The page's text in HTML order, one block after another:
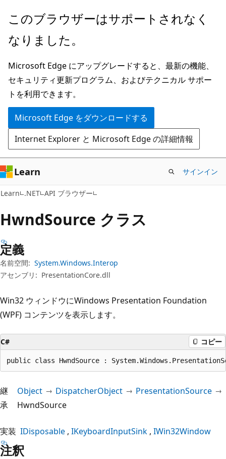
メ
ン
ン
テ
ン
ツ
に
ス
キ
ッ
プ
ペ
ジ
ナ
ビ
ゲ
ー
シ
ョ
ン
に
ス
キ
ッ
プ
このブラウザーはサポートされなく
なりました。
Microsoft Edge にアップグレードすると、最新の機能、
セキュリティ更新プログラム、およびテクニカル サポー
トを利用できます。
Microsoft Edge をダウンロードする
Internet Explorer と Microsoft Edge の詳細情報
Learn サインイン
Learn .NET API ブラウザー
HwndSource クラス
定義
名前空間: System.Windows.Interop
アセンブリ: PresentationCore.dll
Win32 ウィンドウにWindows Presentation Foundation
(WPF) コンテンツを表示します。
C# コピー
public class HwndSource :
継
承
Object DispatcherObject
PresentationSource
HwndSource
実装 IDisposable IKeyboardInputSink IWin32Window
注釈